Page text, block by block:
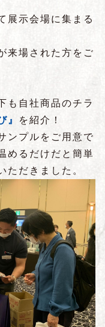
展示会場に集まる
来場された方をご
も自社商品のチラ
』
を紹介！
ンプルをご用意で
めるだけだと簡単
ただきました。